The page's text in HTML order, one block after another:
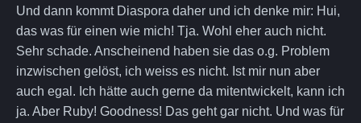
Und dann kommt Diaspora daher und ich denke mir: Hui,
das was für einen wie mich! Tja. Wohl eher auch nicht.
Sehr schade. Anscheinend haben sie das o.g. Problem
inzwischen gelöst, ich weiss es nicht. Ist mir nun aber
auch egal. Ich hätte auch gerne da mitentwickelt, kann ich
ja. Aber Ruby! Goodness! Das geht gar nicht. Und was für